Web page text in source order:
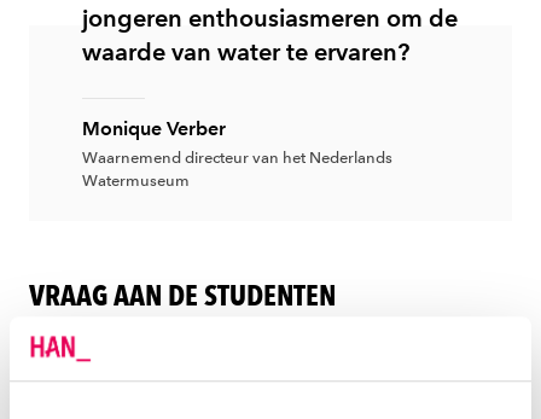
jongeren enthousiasmeren om de
waarde van water te ervaren?
Monique Verber
Waarnemend directeur van het Nederlands
Watermuseum
VRAAG AAN DE STUDENTEN
Aan de studenten, verzameld in een projectruimte op
de 1e verdieping van het museum, stelt ze de vraag